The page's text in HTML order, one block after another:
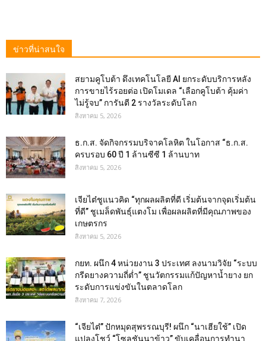
ข่าวที่น่าสนใจ
สยามคูโบต้า ดึงเทคโนโลยี AI ยกระดับบริการหลัง
การขายไร้รอยต่อ เปิดโมเดล “เลือกคูโบต้า คุ้มค่า
ไม่รู้จบ” การันตี 2 รางวัลระดับโลก
สิงหาคม 5, 2026
ธ.ก.ส. จัดกิจกรรมบริจาคโลหิต ในโอกาส “ธ.ก.ส.
ครบรอบ 60 ปี 1 ล้านซีซี 1 ล้านบาท
สิงหาคม 5, 2026
เจียไต๋ชูแนวคิด “ทุกผลผลิตที่ดี เริ่มต้นจากจุดเริ่มต้น
ที่ดี” ชูเมล็ดพันธุ์แตงโม เพื่อผลผลิตที่มีคุณภาพของ
เกษตรกร
สิงหาคม 5, 2026
กยท. ผนึก 4 หน่วยงาน 3 ประเทศ ลงนามวิจัย “ระบบ
กรีดยางความถี่ต่ำ” ชูนวัตกรรมแก้ปัญหาน้ำยาง ยก
ระดับการแข่งขันในตลาดโลก
สิงหาคม 7, 2026
“เจียไต๋” ปักหมุดสุพรรณบุรี! ผนึก “นาเฮียใช้” เปิด
แปลงโชว์ “โซลูชันนาข้าว” ขับเคลื่อนการทำนา